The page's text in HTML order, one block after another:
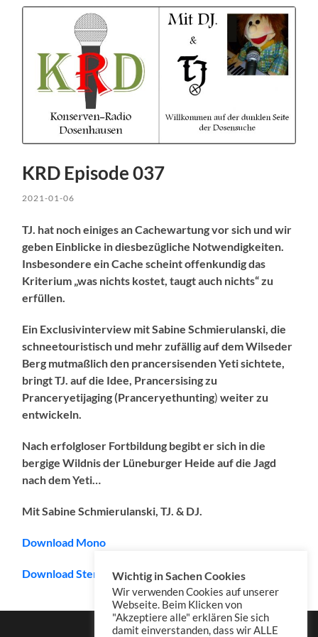
KRD Episode 037
2021-01-06
TJ. hat noch einiges an Cachewartung vor sich und wir
geben Einblicke in diesbezügliche Notwendigkeiten.
Insbesondere ein Cache scheint offenkundig das
Kriterium „was nichts kostet, taugt auch nichts“ zu
erfüllen.
Ein Exclusivinterview mit Sabine Schmierulanski, die
schneetouristisch und mehr zufällig auf dem Wilseder
Berg mutmaßlich den prancersisenden Yeti sichtete,
bringt TJ. auf die Idee, Prancersising zu
Pranceryetijaging (Pranceryethunting)weiter zu
entwickeln.
Nach erfolgloser Fortbildung begibt er sich in die
bergige Wildnis der Lüneburger Heide auf die Jagd
nach dem Yeti…
Mit Sabine Schmierulanski, TJ. & DJ.
Download Mono
Download Stereo Wichtig in Sachen Cookies
Wir verwenden Cookies auf unserer
Webseite. Beim Klicken von
"Akzeptiere alle" erklären Sie sich
damit einverstanden, dass wir ALLE